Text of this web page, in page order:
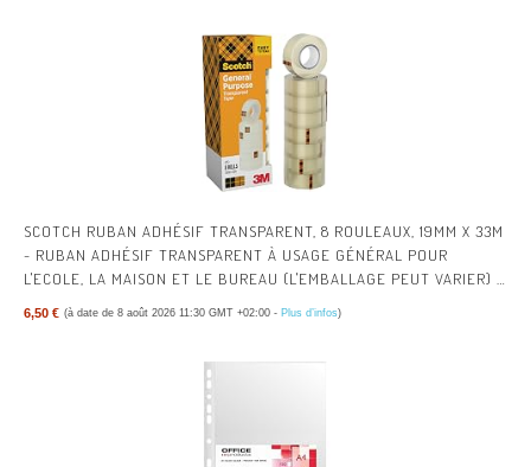
SCOTCH RUBAN ADHÉSIF TRANSPARENT, 8 ROULEAUX, 19MM X 33M
- RUBAN ADHÉSIF TRANSPARENT À USAGE GÉNÉRAL POUR
L'ECOLE, LA MAISON ET LE BUREAU (L'EMBALLAGE PEUT VARIER) |
RUBAN ADHÉSIF MULTI-USAGES TRANSPARENT POUR L’ÉCOLE, LA
MAISON, LE BUREAU ; AISÉ À UTILISER, POUR EMBALLER, FERMER
6,50 € (à date de 8 août 2026 11:30 GMT +02:00 - Plus d’infos)